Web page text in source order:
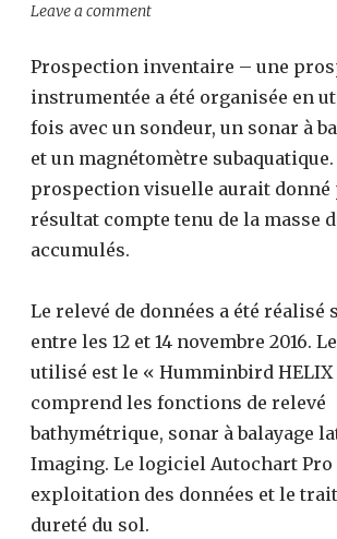
Leave a comment
Prospection inventaire – une
instrumentée a été organisée en
fois avec un sondeur, un sonar à
et un magnétomètre subaquatique.
prospection visuelle aurait donné
résultat compte tenu de la masse
accumulés.
Le relevé de données a été
entre les 12 et 14 novembre 2016.
utilisé est le « Humminbird HELIX
comprend les fonctions de relevé
bathymétrique, sonar à balayage
Imaging. Le logiciel Autochart Pro
exploitation des données et le
dureté du sol.